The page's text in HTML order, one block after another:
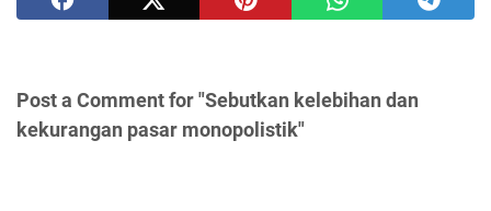
Post a Comment for "Sebutkan kelebihan dan
kekurangan pasar monopolistik"